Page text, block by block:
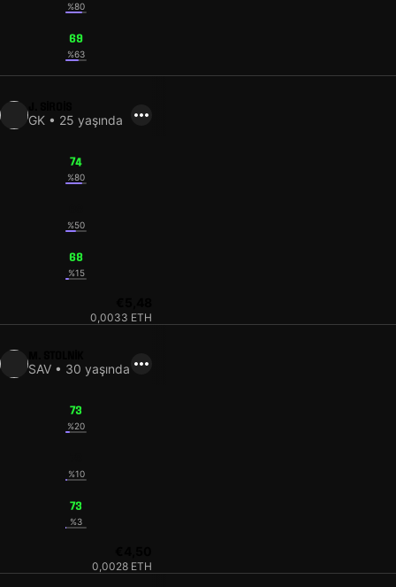
%80
69
%63
GK • 25 yaşında
74
%80
%50
68
%15
0,0033 ETH
SAV • 30 yaşında
73
%20
%10
73
%3
0,0028 ETH